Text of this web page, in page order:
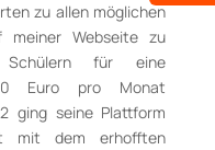
zu allen möglichen
Webseite zu
für eine
Euro pro Monat
ging seine Plattform
mit dem erhofften